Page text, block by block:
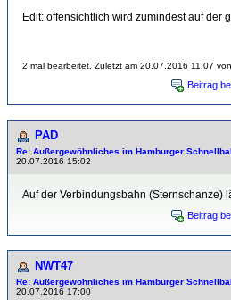
Edit: offensichtlich wird zumindest auf der
2 mal bearbeitet. Zuletzt am 20.07.2016 11:07 von
Beitrag
PAD
Re: Außergewöhnliches im Hamburger
20.07.2016 15:02
Auf der Verbindungsbahn (Sternschanze)
Beitrag
NWT47
Re: Außergewöhnliches im Hamburger
20.07.2016 17:00